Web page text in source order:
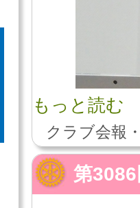
もっと読む
クラブ会報
第